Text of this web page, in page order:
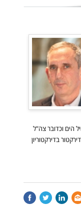
הים וכדובר צה"ל
2025). התמנה לדירקטור בדירקטוריון
Email
LinkedIn
Twitter